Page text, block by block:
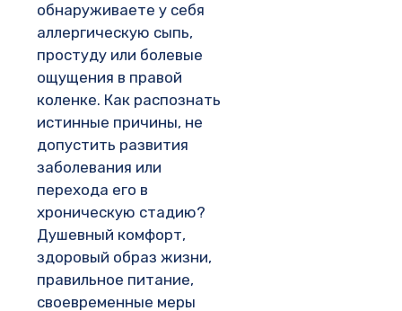
обнаруживаете у себя
аллергическую сыпь,
простуду или болевые
ощущения в правой
коленке. Как распознать
истинные причины, не
допустить развития
заболевания или
перехода его в
хроническую стадию?
Душевный комфорт,
здоровый образ жизни,
правильное питание,
своевременные меры